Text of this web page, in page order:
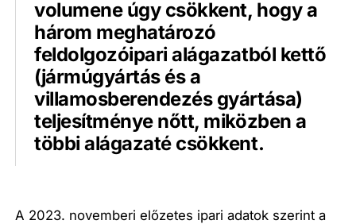
volumene úgy csökkent, hogy a
három meghatározó
feldolgozóipari alágazatból kettő
(jármúgyártás és a
villamosberendezés gyártása)
teljesítménye nőtt, miközben a
többi alágazaté csökkent.
A 2023. novemberi előzetes ipari adatok szerint a